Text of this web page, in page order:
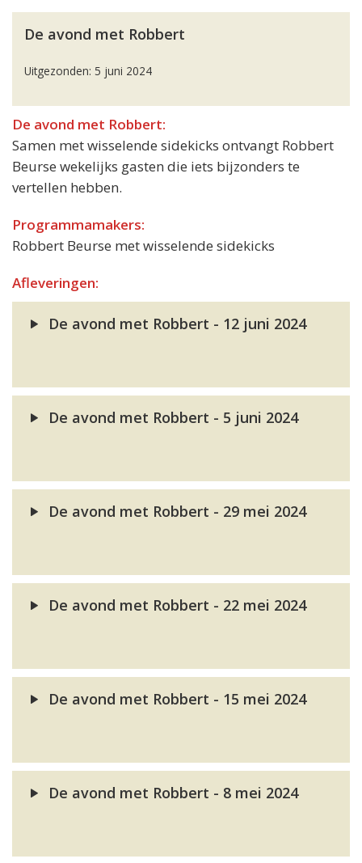
De avond met Robbert
Uitgezonden: 5 juni 2024
De avond met Robbert:
Samen met wisselende sidekicks ontvangt Robbert
Beurse wekelijks gasten die iets bijzonders te
vertellen hebben.
Programmamakers:
Robbert Beurse met wisselende sidekicks
Afleveringen:
De avond met Robbert - 12 juni 2024
De avond met Robbert - 5 juni 2024
De avond met Robbert - 29 mei 2024
De avond met Robbert - 22 mei 2024
De avond met Robbert - 15 mei 2024
De avond met Robbert - 8 mei 2024